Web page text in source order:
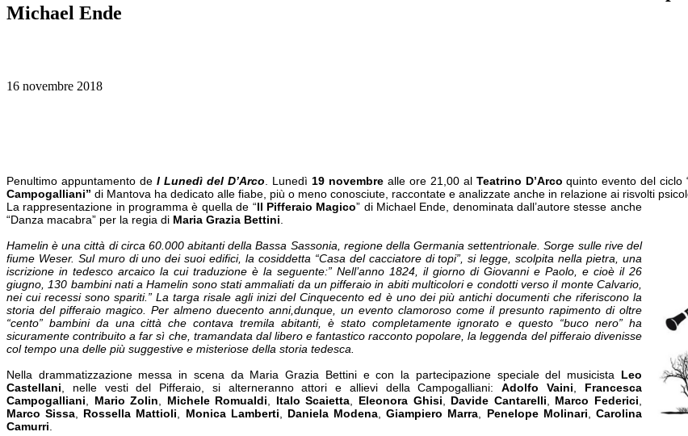
Michael Ende
16 novembre 2018
Penultimo appuntamento de I Lunedì del D’Arco . Lunedì 19 novembrealle ore 21,00 al Teatrino D’Arco quinto evento del ciclo
Campogalliani” di Mantova ha dedicato alle fiabe, più o meno conosciute, raccontate e analizzate anche in relazione ai risvolti
La rappresentazione in programma è quella de “Il Pifferaio Magico” di Michael Ende, denominata dall’autore stesse anche
“Danza macabra” per la regia di Maria Grazia Bettini
Hamelin è una città di circa 60.000 abitanti della Bassa Sassonia, regione della Germania settentrionale. Sorge sulle rive del
fiume Weser. Sul muro di uno dei suoi edifici, la cosiddetta “Casa del cacciatore di topi”, si legge, scolpita nella pietra, una
iscrizione in tedesco arcaico la cui traduzione è la seguente:” Nell’anno 1824, il giorno di Giovanni e Paolo, e cioè il 26
giugno, 130 bambini nati a Hamelin sono stati ammaliati da un pifferaio in abiti multicolori e condotti verso il monte Calvario,
nei cui recessi sono spariti.” La targa risale agli inizi del Cinquecento ed è uno dei più antichi documenti che riferiscono la
storia del pifferaio magico. Per almeno duecento anni,dunque, un evento clamoroso come il presunto rapimento di oltre
“cento” bambini da una città che contava tremila abitanti, è stato completamente ignorato e questo “buco nero” ha
sicuramente contribuito a far sì che, tramandata dal libero e fantastico racconto popolare, la leggenda del pifferaio divenisse
col tempo una delle più suggestive e misteriose della storia tedesca.
Nella drammatizzazione messa in scena da Maria Grazia Bettini e con la partecipazione speciale del musicista Leo
Castellani , nelle vesti del Pifferaio, si alterneranno attori e allievi della Campogalliani:Adolfo Vaini
Francesca
Campogalliani
Mario Zolin Michele Romualdi Italo Scaietta Eleonora Ghisi Davide Cantarelli Marco Federici
Marco Sissa
Rossella Mattioli Monica Lamberti Daniela Modena ,Giampiero Marra Penelope Molinari
Carolina
Camurri